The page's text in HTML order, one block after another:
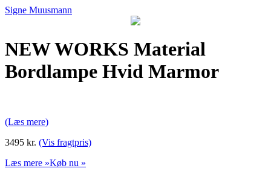
Signe Muusmann
NEW WORKS Material
Bordlampe Hvid Marmor
(Læs mere)
3495 kr. (Vis fragtpris)
Læs mere »Køb nu »